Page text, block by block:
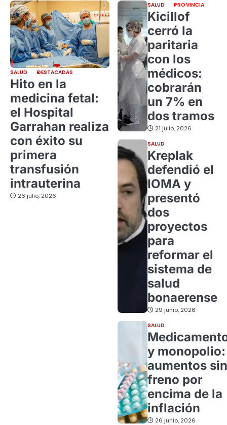
SALUD DESTACADAS
Hito en la
medicina fetal:
el Hospital
Garrahan realiza
con éxito su
primera
transfusión
intrauterina
26 julio, 2026
SALUD PROVINCIA
Kicillof
cerró la
paritaria
con los
médicos:
cobrarán
un 7% en
dos tramos
21 julio, 2026
SALUD
Kreplak
defendió el
IOMA y
presentó
dos
proyectos
para
reformar el
sistema de
salud
bonaerense
29 junio, 2026
SALUD
y monopolio:
aumentos sin
freno por
encima de la
inflación
26 junio, 2026